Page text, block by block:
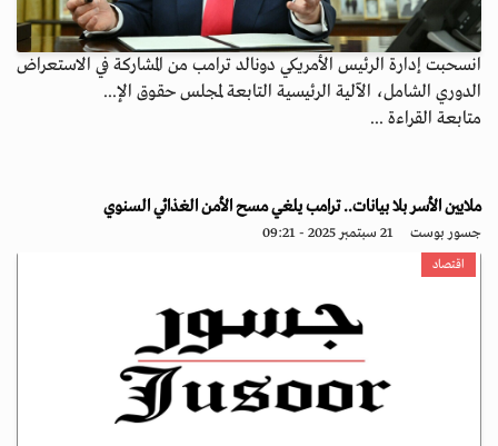
انسحبت إدارة الرئيس الأمريكي دونالد ترامب من المشاركة في الاستعراض
الدوري الشامل، الآلية الرئيسية التابعة لمجلس حقوق الإ...
متابعة القراءة ...
ملايين الأسر بلا بيانات.. ترامب يلغي مسح الأمن الغذائي السنوي
جسور بوست 21 سبتمبر 2025 - 09:21
اقتصاد